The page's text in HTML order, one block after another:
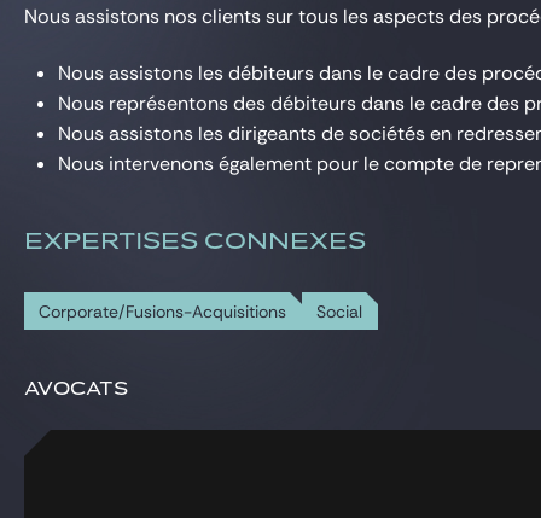
Nous assistons nos clients sur tous les aspects des
Nous assistons les débiteurs dans le cadre des
Nous représentons des débiteurs dans le cadre des
Nous assistons les dirigeants de sociétés en
Nous intervenons également pour le compte de
EXPERTISES CONNEXES
Corporate/Fusions-Acquisitions Social
Avocats